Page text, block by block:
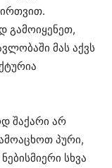
გამოიყენეთ,
მას აქვს
შაქარი არ
პური,
სხვა